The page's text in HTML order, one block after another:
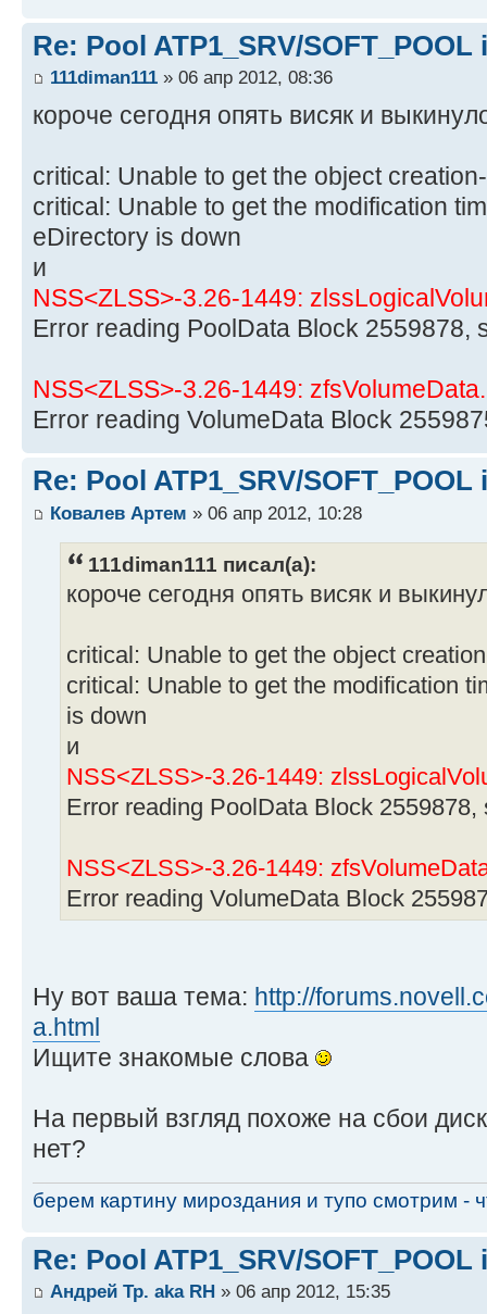
Re: Pool ATP1_SRV/
111diman111 » 06 апр 2012, 08:36
короче сегодня опять висяк и
critical: Unable to get the object
critical: Unable to get the modification
eDirectory is down
и
NSS<ZLSS>-3.26-1449:
Error reading PoolData Block 2559878,
NSS<ZLSS>-3.26-1449:
Error reading VolumeData Block
Re: Pool ATP1_SRV/
Ковалев Артем » 06 апр 2012, 10:28
111diman111 писал(а):
короче сегодня опять висяк и
critical: Unable to get the object
critical: Unable to get the modification
is down
и
NSS<ZLSS>-3.26-1449:
Error reading PoolData Block 2559878,
NSS<ZLSS>-3.26-1449:
Error reading VolumeData Block
Ну вот ваша тема: http://
a.html
Ищите знакомые слова
На первый взгляд похоже на сбои
нет?
берем картину мироздания и тупо смотрим -
Re: Pool ATP1_SRV/
Андрей Тр. aka RH » 06 апр 2012, 15:35